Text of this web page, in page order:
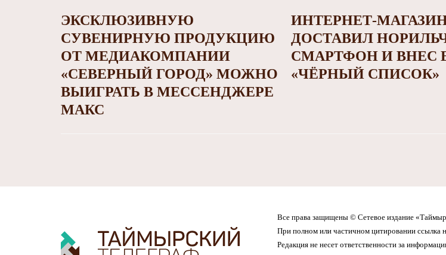
ЭКСКЛЮЗИВНУЮ
СУВЕНИРНУЮ ПРОДУКЦИЮ
ОТ МЕДИАКОМПАНИИ
«СЕВЕРНЫЙ ГОРОД» МОЖНО
ВЫИГРАТЬ В МЕССЕНДЖЕРЕ
МАКС
ИНТЕРНЕТ-
ДОСТАВИЛ
СМАРТФОН И ВНЕС
«ЧЁРНЫЙ СПИСОК»
Все права защищены © Сетевое издание
При полном или частичном цитировании ссылка
Редакция не несет ответственности за